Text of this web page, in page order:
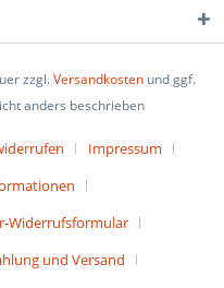
zzgl.Versandkosten und ggf.
anders beschrieben
Impressum
Widerrufsformular
und Versand